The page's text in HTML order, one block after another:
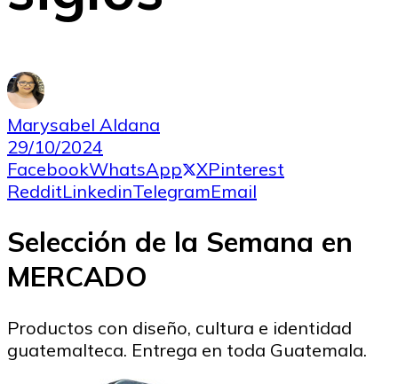
Marysabel Aldana
29/10/2024
FacebookWhatsApp XPinterest
RedditLinkedinTelegramEmail
Selección de la Semana en
MERCADO
Productos con diseño, cultura e identidad
guatemalteca. Entrega en toda Guatemala.